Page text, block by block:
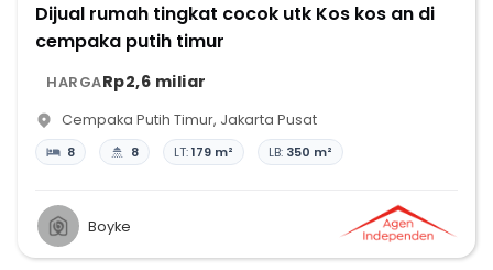
Dijual rumah tingkat cocok utk Kos kos an di
cempaka putih timur
HARGARp2,6 miliar
Cempaka Putih Timur, Jakarta Pusat
8 8 LT:179 m² LB: 350 m²
Boyke